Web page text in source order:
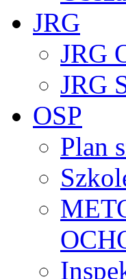
JRG
JRG
JRG
OSP
Plan